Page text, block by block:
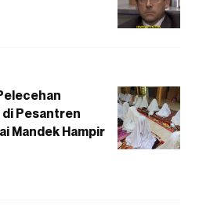
Pesantren
Mandek Hampir